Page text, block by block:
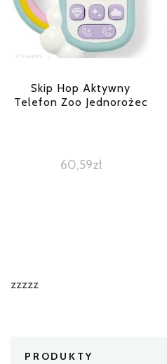
Skip Hop Aktywny
Telefon Zoo Jednorożec
60,59zł
zzzzz
PRODUKTY